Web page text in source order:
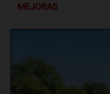
MEJORAS